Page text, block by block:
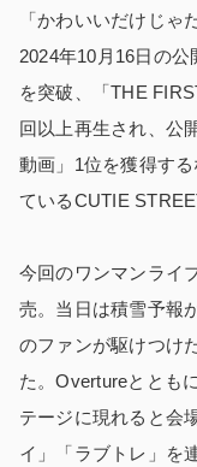
「かわいいだけじ
2024年10月16日の
を突破、「THE
回以上再生され、公
動画」1位を獲得す
ているCUTIE
今回のワンマンライ
売。当日は積雪予報
のファンが駆けつけ
た。Overtureととも
テージに現れると会
イ」「ラブトレ」を